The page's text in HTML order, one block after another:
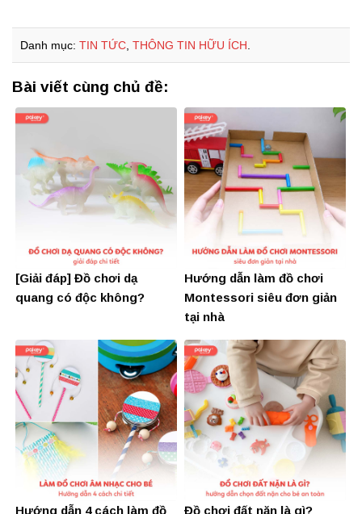
Danh mục: TIN TỨC, THÔNG TIN HỮU ÍCH.
Bài viết cùng chủ đề:
[Giải đáp] Đồ chơi dạ
quang có độc không?
Hướng dẫn làm đồ chơi
Montessori siêu đơn giản
tại nhà
Hướng dẫn 4 cách làm đồ
Đồ chơi đất nặn là gì?